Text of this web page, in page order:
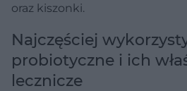
oraz kiszonki.
Najczęściej
probiotyczne i ich
lecznicze